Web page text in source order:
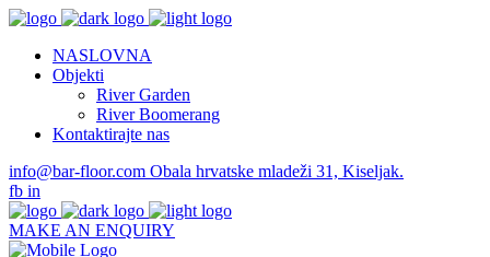
NASLOVNA
Objekti
River Garden
River Boomerang
Kontaktirajte nas
info@bar-floor.com Obala hrvatske mladeži 31, Kiseljak.
fb in
MAKE AN ENQUIRY